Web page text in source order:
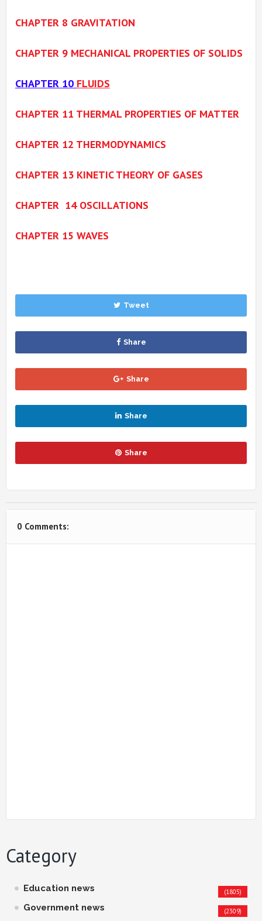
CHAPTER 8 GRAVITATION
CHAPTER 9 MECHANICAL PROPERTIES OF SOLIDS
CHAPTER 10 FLUIDS
CHAPTER 11 THERMAL PROPERTIES OF MATTER
CHAPTER 12 THERMODYNAMICS
CHAPTER 13 KINETIC THEORY OF GASES
CHAPTER 14 OSCILLATIONS
CHAPTER 15 WAVES
Tweet
Share
Share
Share
Share
0 Comments:
Category
Education news (1805)
Government news (2309)